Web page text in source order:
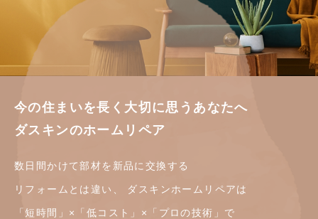
今の住まいを長く大切に思うあなたへ
ダスキンのホームリペア
数日間かけて部材を新品に交換する
リフォームとは違い、 ダスキンホームリペアは
「短時間」×「低コスト」×「プロの技術」で